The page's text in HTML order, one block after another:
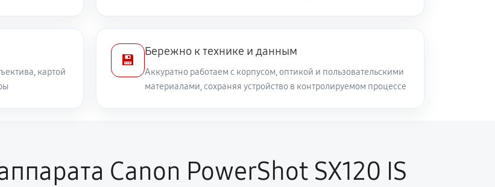
картой
💾
Бережно к технике и данным
Аккуратно работаем с корпусом, оптикой и пользовательскими
материалами, сохраняя устройство в контролируемом процессе
Canon PowerShot SX120 IS